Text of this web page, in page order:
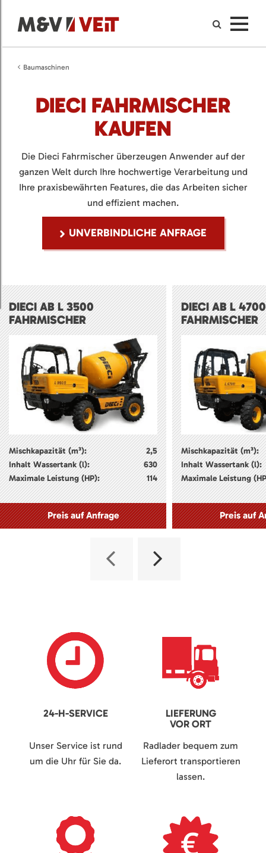
Baumaschinen
DIECI FAHRMISCHER
KAUFEN
Die Dieci Fahrmischer überzeugen Anwender auf der
ganzen Welt durch Ihre hochwertige Verarbeitung und
Ihre praxisbewährten Features, die das Arbeiten sicher
und effizient machen.
UNVERBINDLICHE ANFRAGE
DIECI AB L 3500
FAHRMISCHER
Mischkapazität (m³):
2,5
Inhalt Wassertank (l):
630
Maximale Leistung (HP):
114
Preis auf Anfrage
DIECI AB L 4700
FAHRMISCHER
Mischkapazität (m³):
Inhalt Wassertank (l):
Maximale Leistung
Preis auf
24-H-SERVICE
Unser Service ist rund
um die Uhr für Sie da.
LIEFERUNG
VOR ORT
Radlader bequem zum
Lieferort transportieren
lassen.